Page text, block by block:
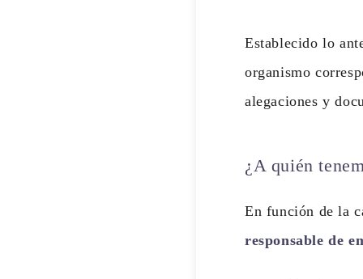
Establecido lo
organismo
alegaciones y
¿A quién
En función de la
responsable de